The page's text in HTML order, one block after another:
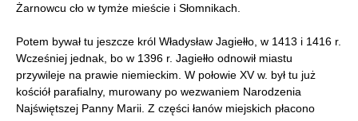
Żarnowcu cło w tymże mieście i Słomnikach.
Potem bywał tu jeszcze król Władysław Jagiełło, w 1413 i 1416 r.
Wcześniej jednak, bo w 1396 r. Jagiełło odnowił miastu
przywileje na prawie niemieckim. W połowie XV w. był tu już
kościół parafialny, murowany po wezwaniem Narodzenia
Najświętszej Panny Marii. Z części łanów miejskich płacono